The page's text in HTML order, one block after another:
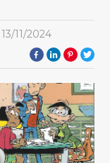
13/11/2024